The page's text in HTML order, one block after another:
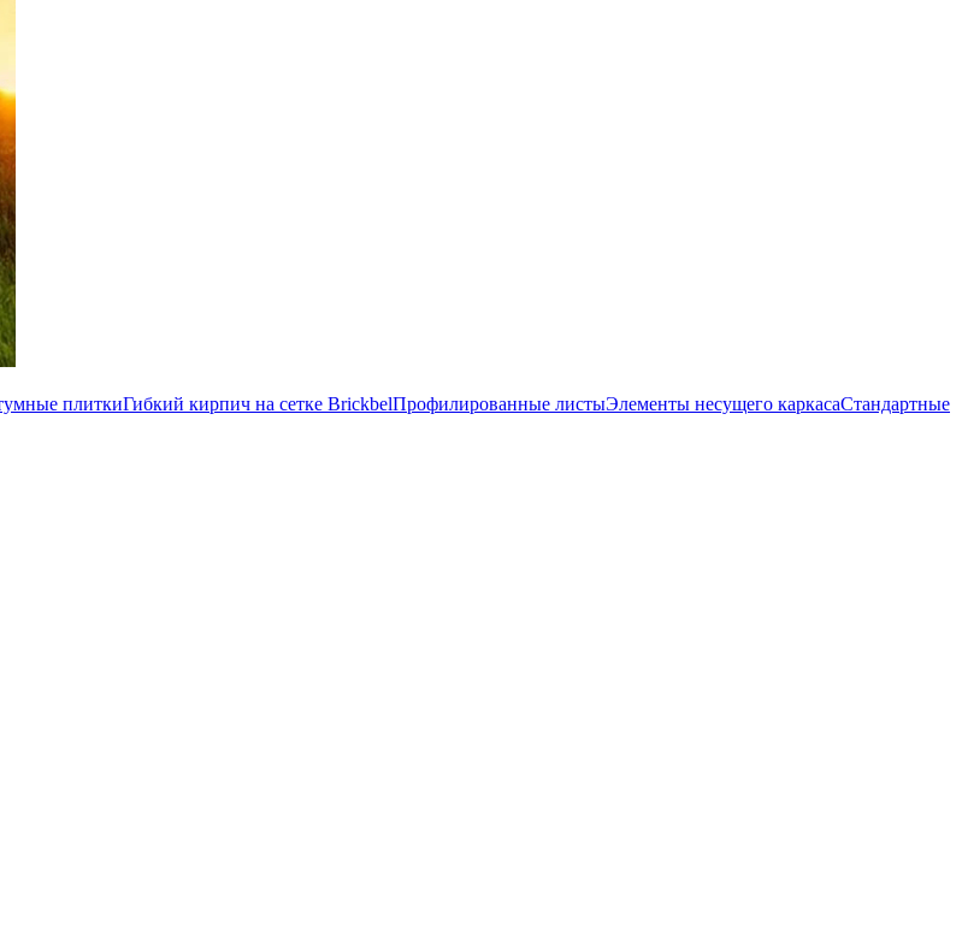
плиткиГибкий кирпич на сетке BrickbelПрофилированные листыЭлементы несущего каркасаСтандартные